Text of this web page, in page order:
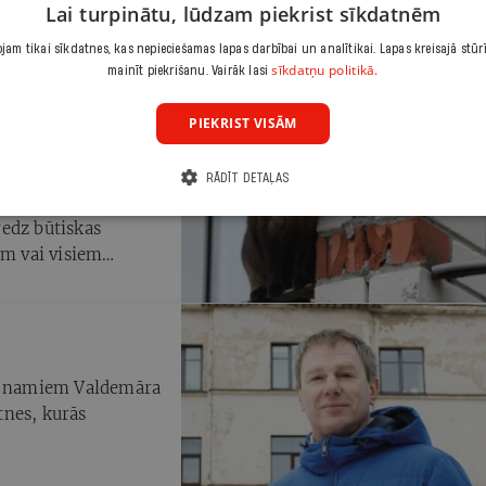
mantojuma
likums,
būtiskas
vai visiem
problēmu –
Valdemāra
kurās
Lai turpinātu, lūdzam piekrist sīkdatnēm
tikai sīkdatnes, kas nepieciešamas lapas darbībai un analītikai. Lapas kreisajā
mainīt piekrišanu. Vairāk lasisīkdatņu politikā.
PIEKRIST VISĀM
RĀDĪT DETAĻAS